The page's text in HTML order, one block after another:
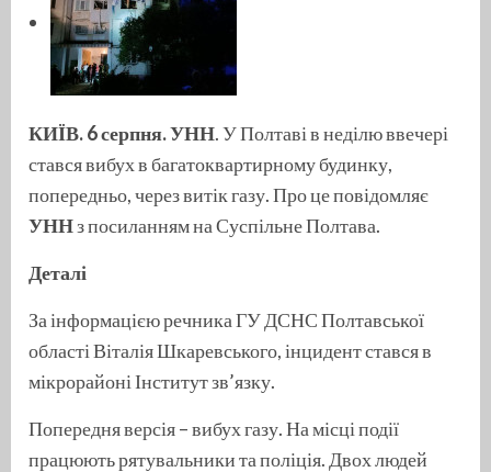
КИЇВ. 6 серпня. УНН. У Полтаві в неділю ввечері
стався вибух в багатоквартирному будинку,
попередньо, через витік газу. Про це повідомляє
УННз посиланням на Суспільне Полтава.
Деталі
За інформацією речника ГУ ДСНС Полтавської
області Віталія Шкаревського, інцидент стався в
мікрорайоні Інститут зв’язку.
Попередня версія – вибух газу. На місці події
працюють рятувальники та поліція. Двох людей